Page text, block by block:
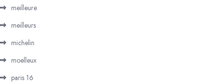
meilleure
meilleurs
michelin
moelleux
paris 16